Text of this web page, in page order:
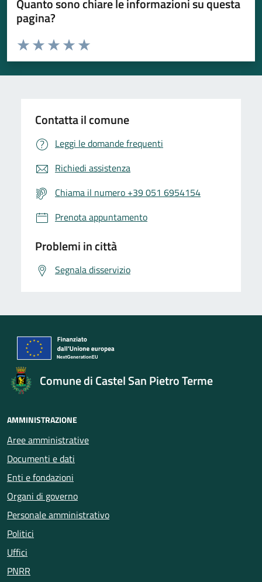
Quanto sono chiare le informazioni su questa
pagina?
Valuta da 1 a 5 stelle la pagina
Valuta 5 stelle su 5
Valuta 4 stelle su 5
Valuta 3 stelle su 5
Valuta 2 stelle su 5
Valuta 1 stelle su 5
Contatta il comune
Leggi le domande frequenti
Richiedi assistenza
Chiama il numero +39 051 6954154
Prenota appuntamento
Problemi in città
Segnala disservizio
Comune di Castel San Pietro Terme
AMMINISTRAZIONE
Aree amministrative
Documenti e dati
Enti e fondazioni
Organi di governo
Personale amministrativo
Politici
Uffici
PNRR